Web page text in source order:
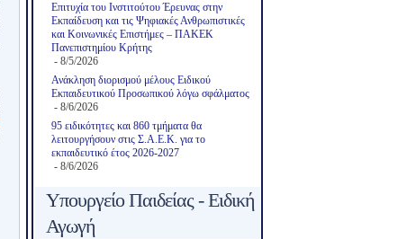
Επιτυχία του Ινστιτούτου Έρευνας στην
Εκπαίδευση και τις Ψηφιακές Ανθρωπιστικές
και Κοινωνικές Επιστήμες – ΠΑΚΕΚ
Πανεπιστημίου Κρήτης
- 8/5/2026
Ανάκληση διορισμού μέλους Ειδικού
Εκπαιδευτικού Προσωπικού λόγω σφάλματος
- 8/6/2026
95 ειδικότητες και 860 τμήματα θα
λειτουργήσουν στις Σ.Α.Ε.Κ. για το
εκπαιδευτικό έτος 2026-2027
- 8/6/2026
Υπουργείο Παιδείας - Ειδική
Αγωγή